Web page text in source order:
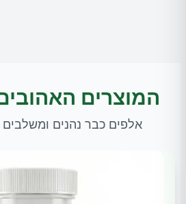
המוצרים
אלפים כבר נהנים ומשלבים